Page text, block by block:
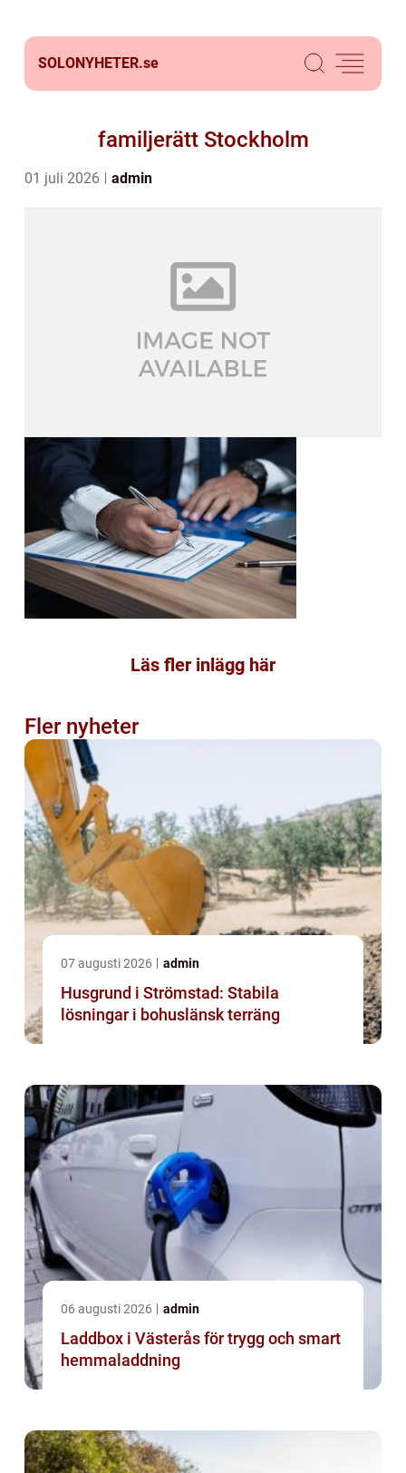
SOLONYHETER.se
familjerätt Stockholm
01 juli 2026 admin
Läs fler inlägg här
Fler nyheter
07 augusti 2026 admin
Husgrund i Strömstad: Stabila
lösningar i bohuslänsk terräng
06 augusti 2026 admin
Laddbox i Västerås för trygg och smart
hemmaladdning